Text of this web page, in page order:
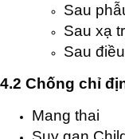
Sau
Sau xạ
Sau
4.2 Chống chỉ
Mang thai